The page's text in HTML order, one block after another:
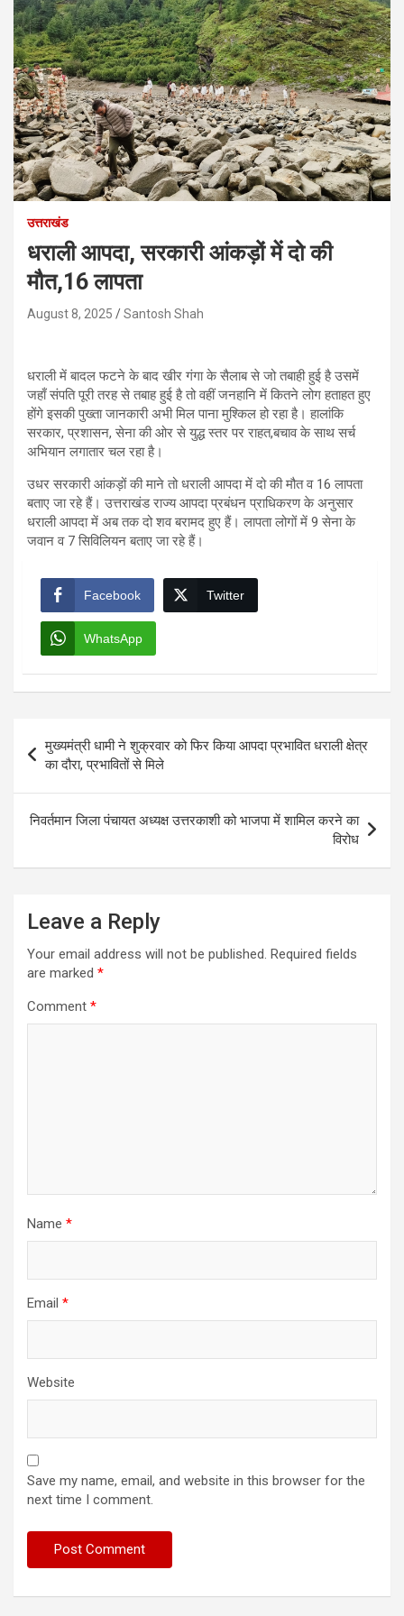
उत्तराखंड
धराली आपदा, सरकारी आंकड़ों में दो की
मौत,16 लापता
August 8, 2025 Santosh Shah
धराली में बादल फटने के बाद खीर गंगा के सैलाब से जो तबाही हुई है उसमें
जहाँ संपति पूरी तरह से तबाह हुई है तो वहीं जनहानि में कितने लोग हताहत हुए
होंगे इसकी पुख्ता जानकारी अभी मिल पाना मुश्किल हो रहा है। हालांकि
सरकार, प्रशासन, सेना की ओर से युद्ध स्तर पर राहत,बचाव के साथ सर्च
अभियान लगातार चल रहा है।
उधर सरकारी आंकड़ों की माने तो धराली आपदा में दो की मौत व 16 लापता
बताए जा रहे हैं। उत्तराखंड राज्य आपदा प्रबंधन प्राधिकरण के अनुसार
धराली आपदा में अब तक दो शव बरामद हुए हैं। लापता लोगों में 9 सेना के
जवान व 7 सिविलियन बताए जा रहे हैं।
Facebook Twitter
WhatsApp
navigation
मुख्यमंत्री धामी ने शुक्रवार को फिर किया आपदा प्रभावित धराली क्षेत्र
का दौरा, प्रभावितों से मिले
निवर्तमान जिला पंचायत अध्यक्ष उत्तरकाशी को भाजपा में शामिल करने का
विरोध
Leave a Reply
Your email address will not be published. Required fields
are marked *
Comment *
Name *
Email *
Website
Save my name, email, and website in this browser for the
next time I comment.